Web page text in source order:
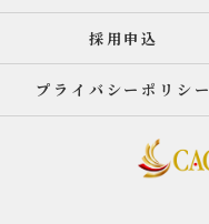
採用申込
プライバシーポリシー